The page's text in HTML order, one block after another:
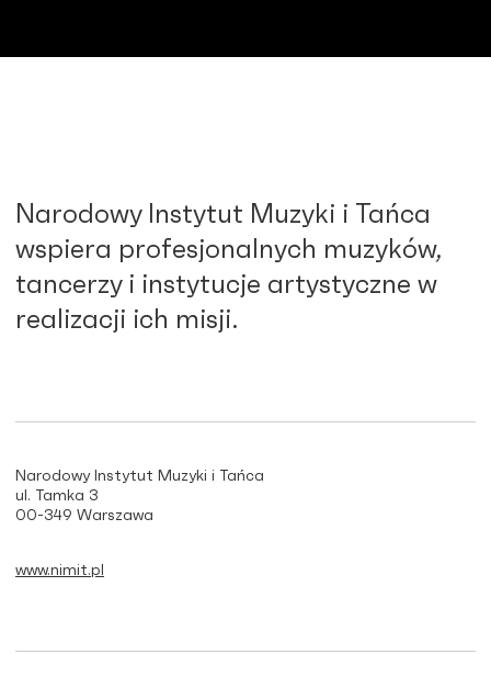
Narodowy Instytut Muzyki i Tańca
wspiera profesjonalnych muzyków,
tancerzy i instytucje artystyczne w
realizacji ich misji.
Narodowy Instytut Muzyki i Tańca
ul. Tamka 3
00-349 Warszawa
www.nimit.pl